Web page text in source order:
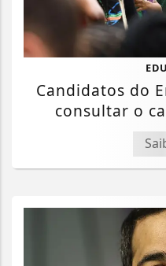
Candidatos do
consultar o